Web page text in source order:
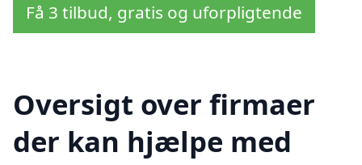
Få 3 tilbud, gratis og uforpligtende
Oversigt over firmaer
der kan hjælpe med